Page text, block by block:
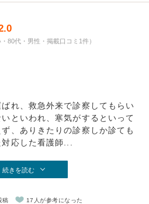
80代・男性・掲載口コミ1件）
れ、救急外来で診察してもらい
といわれ、寒気がするといって
、ありきたりの診察しか診ても
応した看護師...
続きを読む
稿 17人が参考になった